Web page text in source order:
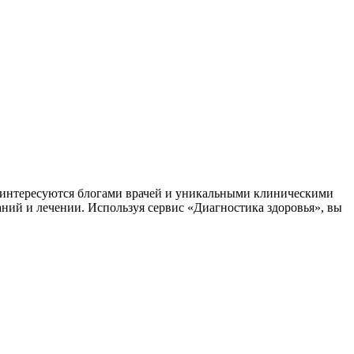
блогами врачей и уникальными клиническими
и лечении. Используя сервис «Диагностика здоровья», вы